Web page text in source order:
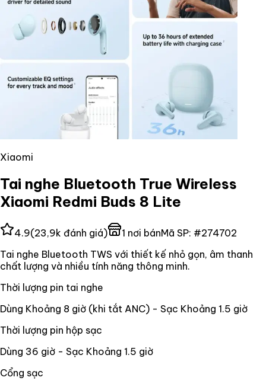
Xiaomi
Tai nghe Bluetooth True Wireless
Xiaomi Redmi Buds 8 Lite
4.9(23,9k đánh giá) 1 nơi bánMã SP: #274702
Tai nghe Bluetooth TWS với thiết kế nhỏ gọn, âm thanh
chất lượng và nhiều tính năng thông minh.
Thời lượng pin tai nghe
Dùng Khoảng 8 giờ (khi tắt ANC) - Sạc Khoảng 1.5 giờ
Thời lượng pin hộp sạc
Dùng 36 giờ - Sạc Khoảng 1.5 giờ
Cổng sạc